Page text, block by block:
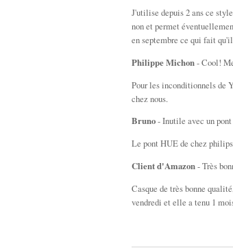
J'utilise depuis 2 ans ce
non et permet
en septembre ce qui fait
Philippe Michon- Cool!
Pour les inconditionnels de
chez nous.
Bruno- Inutile avec un
Le pont HUE de chez
Client d'Amazon- Très
Casque de très bonne
vendredi et elle a tenu 1